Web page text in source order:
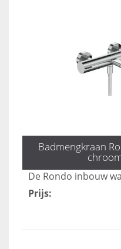
Badmengkraan
Prijs: